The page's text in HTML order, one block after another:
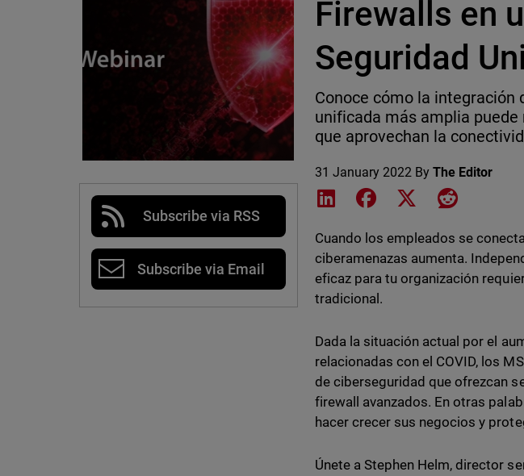
Subscribe via RSS
Subscribe via Email
Firewalls en
Seguridad
Conoce cómo la
unificada más amplia
que aprovechan la
31 January 2022 ByThe Editor
Share on LinkedIn
Share on Facebook
Share on XShare on
Cuando los empleados se
ciberamenazas aumenta.
eficaz para tu organización
tradicional.
Dada la situación actual por el
relacionadas con el COVID, los
de ciberseguridad que ofrezcan
firewall avanzados. En otras
hacer crecer sus negocios y
Únete a Stephen Helm, director